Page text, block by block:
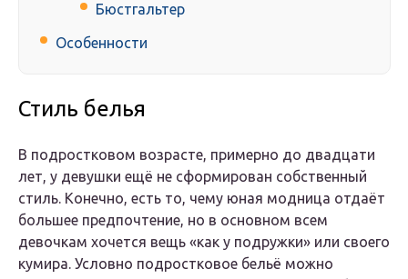
Бюстгальтер
Особенности
Стиль белья
В подростковом возрасте, примерно до двадцати
лет, у девушки ещё не сформирован собственный
стиль. Конечно, есть то, чему юная модница отдаёт
большее предпочтение, но в основном всем
девочкам хочется вещь «как у подружки» или своего
кумира. Условно подростковое бельё можно